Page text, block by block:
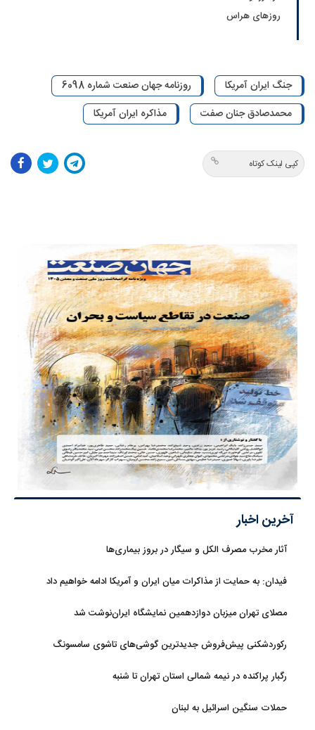
روزهای هراس
جنگ ایران آمریکا
روزنامه جهان صنعت شماره 6098
محمدصادق جنان صفت
مذاکره ایران آمریکا
کپی لینک کوتاه
آخرین اخبار
آثار مخرب مصرف الکل و سیگار در بروز بیماری‌ها
فیدان: به حمایت از مذاکرات میان ایران و آمریکا ادامه خواهیم داد
مصلای تهران میزبان دوازدهمین نمایشگاه ایران‌نوشت شد
رکوردشکنی پیش‌فروش جدیدترین گوشی‌های تاشوی سامسونگ
رگبار پراکنده در نیمه شمالی استان تهران تا شنبه
حملات سنگین اسرائیل به لبنان